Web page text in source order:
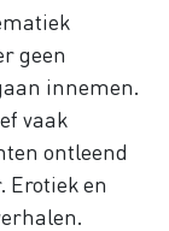
geen
innemen.
vaak
ontleend
Erotiek en